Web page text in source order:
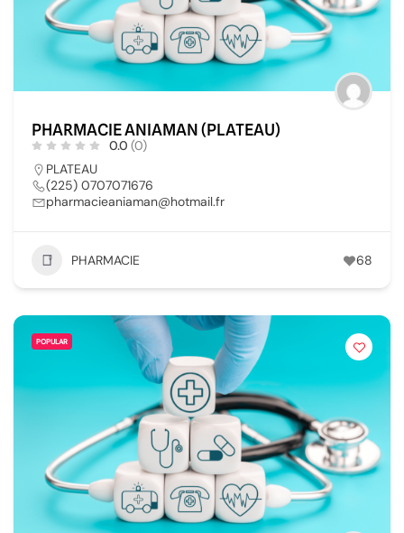
PHARMACIE ANIAMAN (PLATEAU)
0.0 (0)
PLATEAU
(225) 0707071676
pharmacieaniaman@hotmail.fr
PHARMACIE 68
POPULAR